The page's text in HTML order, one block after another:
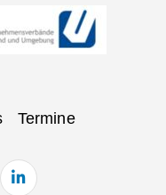
Termine